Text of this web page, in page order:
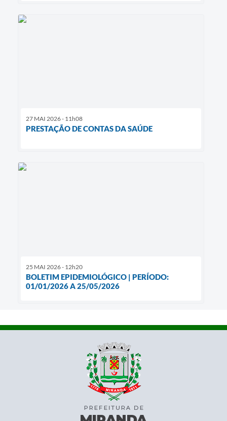
27 MAI 2026 - 11h08
PRESTAÇÃO DE CONTAS DA SAÚDE
25 MAI 2026 - 12h20
BOLETIM EPIDEMIOLÓGICO | PERÍODO:
01/01/2026 A 25/05/2026